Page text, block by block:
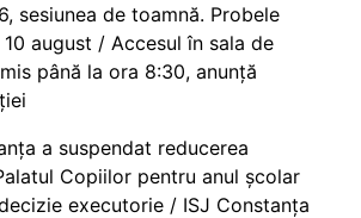
sesiunea de toamnă. Probele
august / Accesul în sala de
până la ora 8:30, anunță
a suspendat reducerea
Copiilor pentru anul școlar
executorie / ISJ Constanța